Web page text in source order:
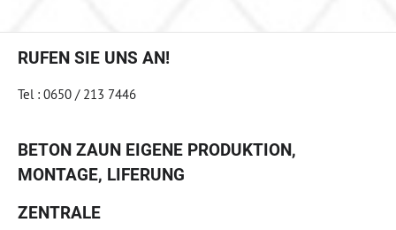
RUFEN SIE UNS AN!
Tel : 0650 / 213 7446
BETON ZAUN EIGENE PRODUKTION,
MONTAGE, LIFERUNG
ZENTRALE